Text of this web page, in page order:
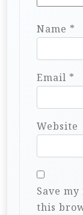
Name *
Email *
Website
Save
this